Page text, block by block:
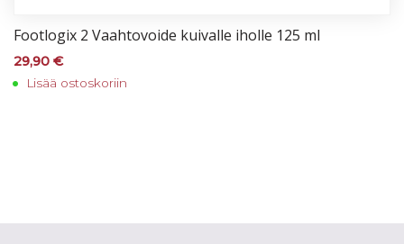
Foot­lo­gix 2 Vaah­to­voi­de kui­val­le ihol­le 125 ml
29,90 €
Lisää ostoskoriin